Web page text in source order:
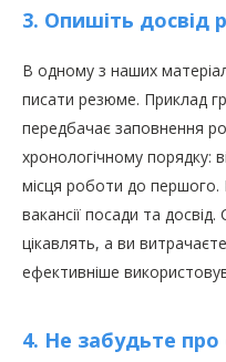
3. Опишіть досвід
В одному з наших
писати резюме. Приклад
передбачає заповнення
хронологічному порядку:
місця роботи до першого.
вакансії посади та досвід.
цікавлять, а ви
ефективніше
4. Не забудьте про